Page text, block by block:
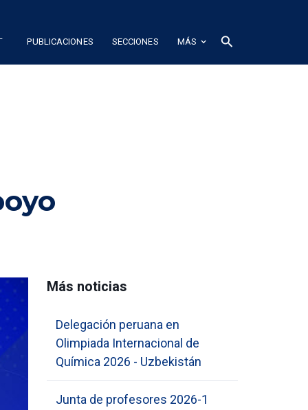
PUBLICACIONES SECCIONES MÁS search
Más noticias
Delegación peruana en
Olimpiada Internacional de
Química 2026 - Uzbekistán
Junta de profesores 2026-1